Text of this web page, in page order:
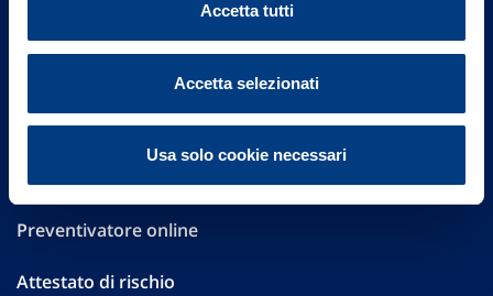
Accetta tutti
Accetta selezionati
Usa solo cookie necessari
Performances
Press
Preventivatore online
Attestato di rischio